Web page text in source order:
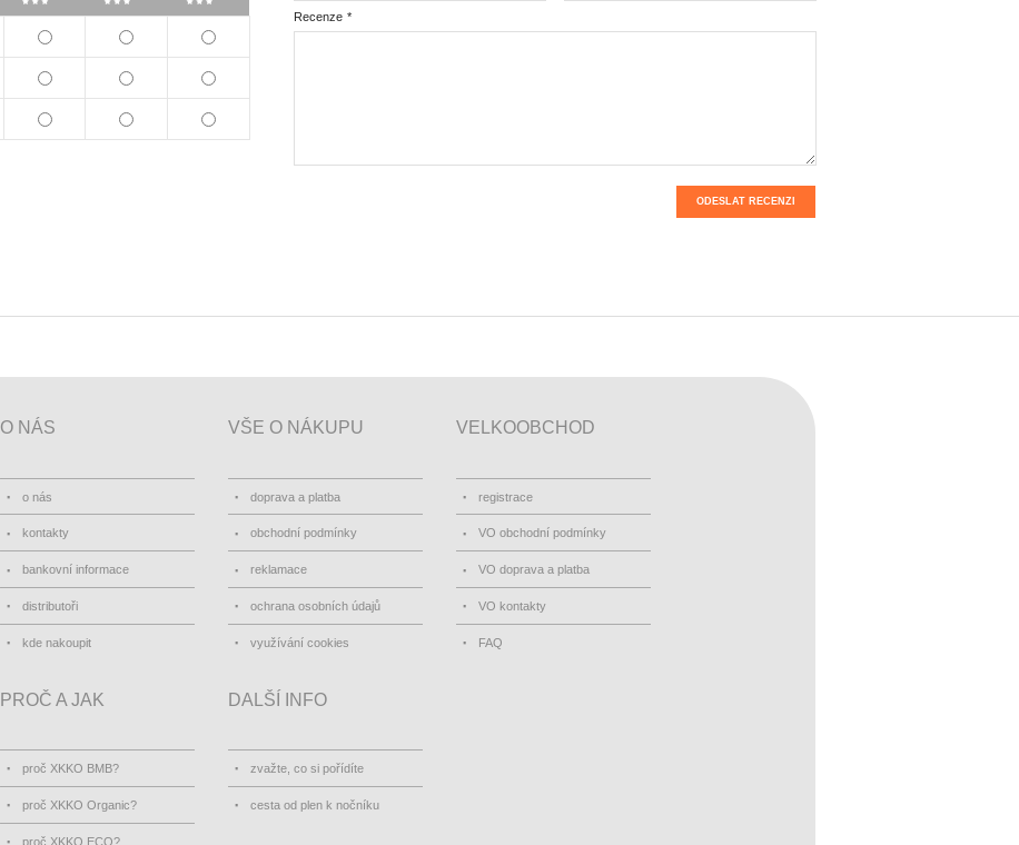
*
Recenze
ODESLAT RECENZI
O NÁS
o nás
kontakty
bankovní informace
distributoři
kde nakoupit
VŠE O NÁKUPU
doprava a platba
obchodní podmínky
reklamace
ochrana osobních údajů
využívání cookies
VELKOOBCHOD
registrace
VO obchodní podmínky
VO doprava a platba
VO kontakty
FAQ
PROČ A JAK
proč XKKO BMB?
proč XKKO Organic?
proč XKKO ECO?
DALŠÍ INFO
zvažte, co si pořídíte
cesta od plen k nočníku